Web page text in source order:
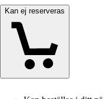
Kan ej reserveras